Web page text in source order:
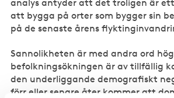
analys antyder att det troligen är
att bygga på orter som bygger sin
på de senaste årens
Sannolikheten är med andra ord
befolkningsökningen är av tillfällig
den underliggande demografiskt
förr eller senare åter kommer att